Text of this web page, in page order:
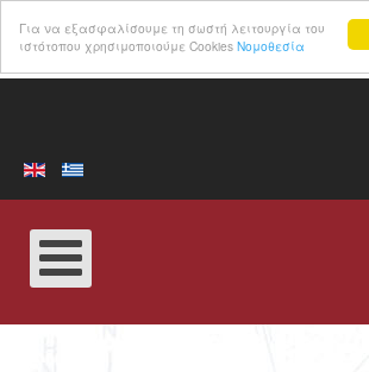
Για να εξασφαλίσουμε τη σωστή λειτουργία του
ιστότοπου χρησιμοποιούμε Cookies Νομοθεσία